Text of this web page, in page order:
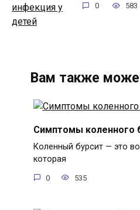
0 583
Вам также
Симптомы коленного
Коленный бурсит — это
которая
0 535